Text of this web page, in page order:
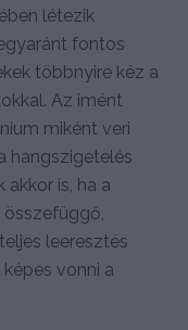
létezik
fontos
többnyire kéz a
Az imént
miként veri
hangszigetelés
is, ha a
összefüggő,
leeresztés
vonni a